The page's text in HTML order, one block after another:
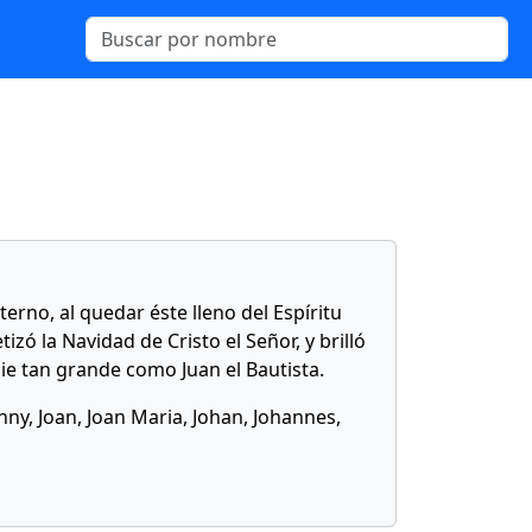
al quedar éste lleno del Espíritu
la Navidad de Cristo el Señor, y brilló
tan grande como Juan el Bautista.
Joan, Joan Maria, Johan, Johannes,